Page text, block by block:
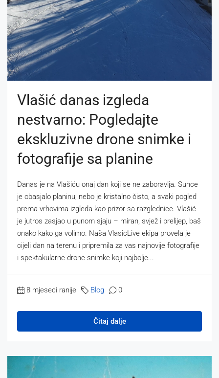
Vlašić danas izgleda
nestvarno: Pogledajte
ekskluzivne drone snimke i
fotografije sa planine
Danas je na Vlašiću onaj dan koji se ne zaboravlja. Sunce
je obasjalo planinu, nebo je kristalno čisto, a svaki pogled
prema vrhovima izgleda kao prizor sa razglednice. Vlašić
je jutros zasjao u punom sjaju – miran, svjež i prelijep, baš
onako kako ga volimo. Naša VlasicLive ekipa provela je
cijeli dan na terenu i pripremila za vas najnovije fotografije
i spektakularne drone snimke koji najbolje...
8 mjeseci ranije Blog 0
Čitaj dalje